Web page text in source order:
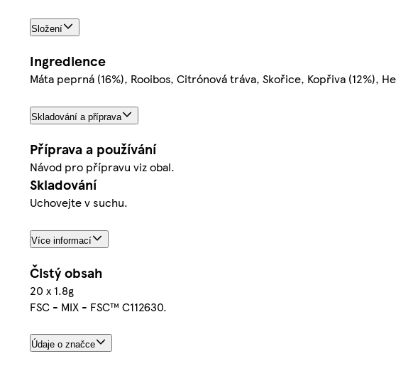
Složení
Ingredience
Máta peprná (16%), Rooibos, Citrónová tráva, Skořice, Kopřiva (12%),
Skladování a příprava
Příprava a používání
Návod pro přípravu viz obal.
Skladování
Uchovejte v suchu.
Více informací
Čistý obsah
20 x 1.8g
FSC - MIX - FSC™ C112630.
Údaje o značce